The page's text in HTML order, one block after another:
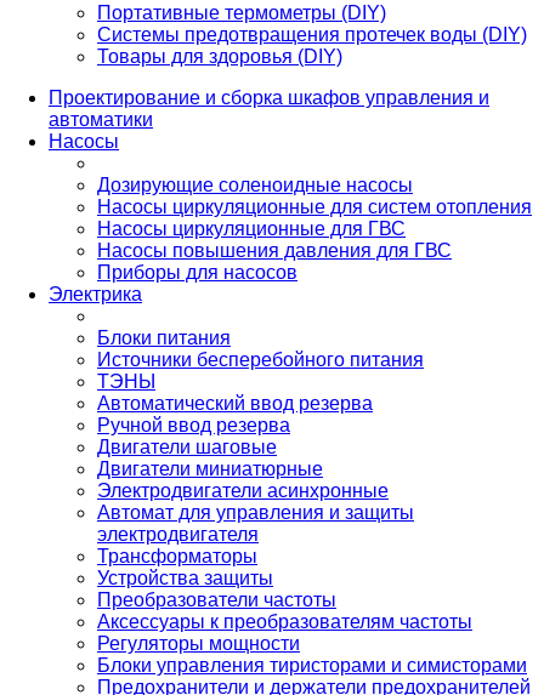
Портативные термометры (DIY)
Системы предотвращения протечек воды (DIY)
Товары для здоровья (DIY)
Проектирование и сборка шкафов управления и
автоматики
Насосы
Дозирующие соленоидные насосы
Насосы циркуляционные для систем отопления
Насосы циркуляционные для ГВС
Насосы повышения давления для ГВС
Приборы для насосов
Электрика
Блоки питания
Источники бесперебойного питания
ТЭНЫ
Автоматический ввод резерва
Ручной ввод резерва
Двигатели шаговые
Двигатели миниатюрные
Электродвигатели асинхронные
Автомат для управления и защиты
электродвигателя
Трансформаторы
Устройства защиты
Преобразователи частоты
Аксессуары к преобразователям частоты
Регуляторы мощности
Блоки управления тиристорами и симисторами
Предохранители и держатели предохранителей